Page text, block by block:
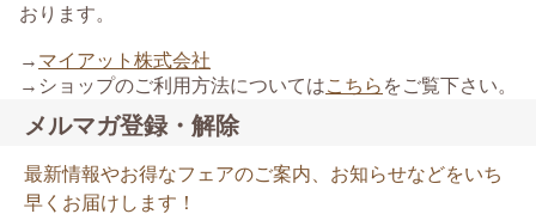
おります。
→ マイアット株式会社
→ショップのご利用方法についてはこちら をご覧下さい。
メルマガ登録・解除
最新情報やお得なフェアのご案内、お知らせなどをいち
早くお届けします！